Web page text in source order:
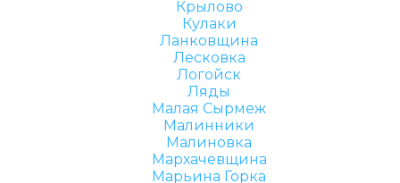
Крылово
Кулаки
Ланковщина
Лесковка
Логойск
Ляды
Малая Сырмеж
Малинники
Малиновка
Мархачевщина
Марьина Горка